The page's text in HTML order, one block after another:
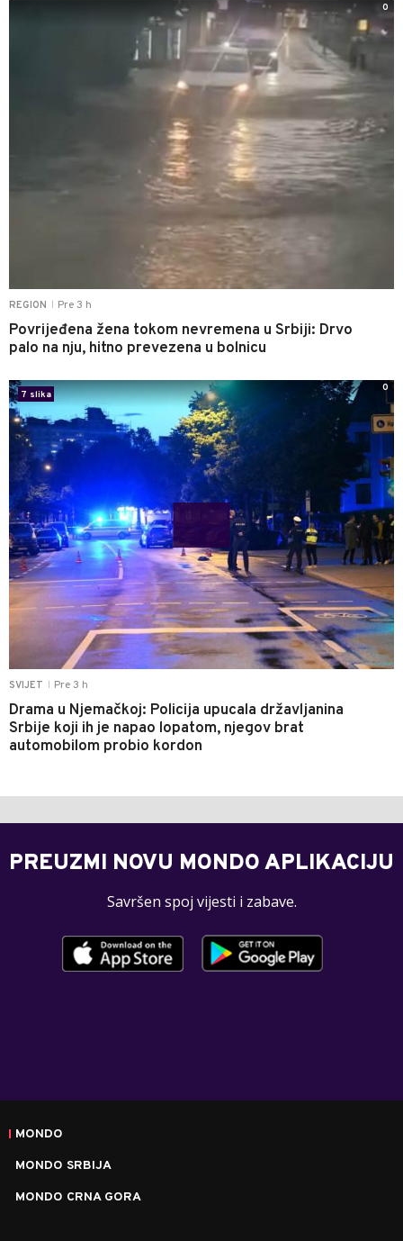
REGION Pre 3 h
Povrijeđena žena tokom nevremena u Srbiji: Drvo
palo na nju, hitno prevezena u bolnicu
0
SVIJET Pre 3 h
Drama u Njemačkoj: Policija upucala državljanina
Srbije koji ih je napao lopatom, njegov brat
automobilom probio kordon
7 slika
0
PREUZMI NOVU MONDO APLIKACIJU
Savršen spoj vijesti i zabave.
MONDO
MONDO SRBIJA
MONDO CRNA GORA